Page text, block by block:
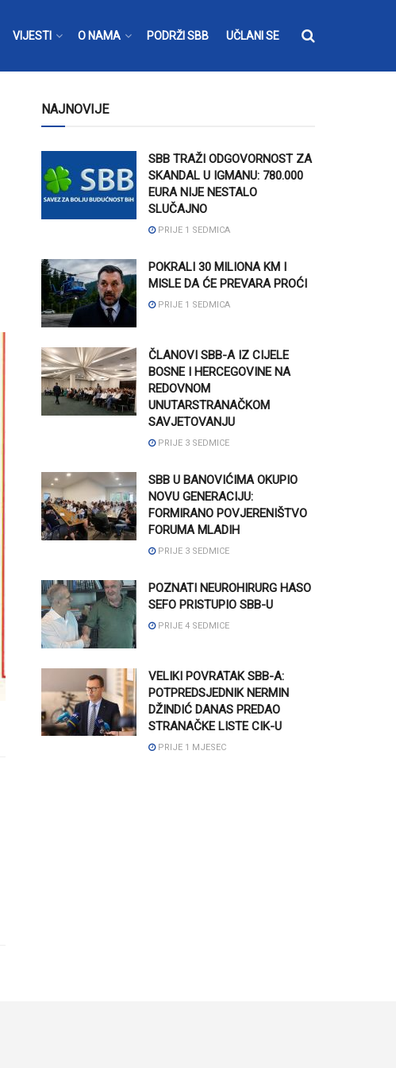
VIJESTI O NAMA PODRŽI SBB UČLANI SE
NAJNOVIJE
SBB TRAŽI ODGOVORNOST ZA
SKANDAL U IGMANU: 780.000
EURA NIJE NESTALO
SLUČAJNO
PRIJE 1 SEDMICA
POKRALI 30 MILIONA KM I
MISLE DA ĆE PREVARA PROĆI
PRIJE 1 SEDMICA
ČLANOVI SBB-A IZ CIJELE
BOSNE I HERCEGOVINE NA
REDOVNOM
UNUTARSTRANAČKOM
SAVJETOVANJU
PRIJE 3 SEDMICE
SBB U BANOVIĆIMA OKUPIO
NOVU GENERACIJU:
FORMIRANO POVJERENIŠTVO
FORUMA MLADIH
PRIJE 3 SEDMICE
POZNATI NEUROHIRURG HASO
SEFO PRISTUPIO SBB-U
PRIJE 4 SEDMICE
VELIKI POVRATAK SBB-A:
POTPREDSJEDNIK NERMIN
DŽINDIĆ DANAS PREDAO
STRANAČKE LISTE CIK-U
PRIJE 1 MJESEC